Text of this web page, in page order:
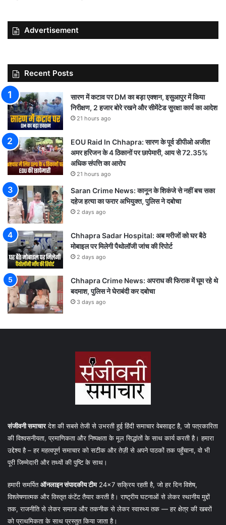
Advertisement
Recent Posts
सारण में कटाव पर DM का बड़ा एक्शन, इसुआपुर में किया
निरीक्षण, 2 हजार बोरे रखने और सीमेंटेड सुरक्षा कार्य का आदेश
21 hours ago
EOU Raid In Chhapra: सारण के पूर्व डीपीओ अजीत
अमर हरिजन के 4 ठिकानों पर छापेमारी, आय से 72.35%
अधिक संपत्ति का आरोप
21 hours ago
Saran Crime News: कानून के शिकंजे से नहीं बच सका
दहेज हत्या का फरार अभियुक्त, पुलिस ने दबोचा
2 days ago
Chhapra Sadar Hospital: अब मरीजों को घर बैठे
मोबाइल पर मिलेगी पैथोलॉजी जांच की रिपोर्ट
2 days ago
Chhapra Crime News: अपराध की फिराक में घूम रहे थे
बदमाश, पुलिस ने घेराबंदी कर दबोचा
3 days ago
संजीवनी समाचारदेश की सबसे तेजी से उभरती हुई हिंदी समाचार वेबसाइट है, जो पत्रकारिता
की विश्वसनीयता, प्रमाणिकता और निष्पक्षता के मूल सिद्धांतों के साथ कार्य करती है। हमारा
उद्देश्य है – हर महत्वपूर्ण समाचार को सटीक और तेज़ी से अपने पाठकों तक पहुँचाना, वो भी
पूरी जिम्मेदारी और तथ्यों की पुष्टि के साथ।
हमारी समर्पितऑनलाइन संपादकीय टीम24×7 सक्रिय रहती है, जो हर दिन विशेष,
विश्लेषणात्मक और विस्तृत कंटेंट तैयार करती है। राष्ट्रीय घटनाओं से लेकर स्थानीय मुद्दों
तक, राजनीति से लेकर समाज और तकनीक से लेकर स्वास्थ्य तक — हर क्षेत्र की खबरों
को प्राथमिकता के साथ प्रस्तुत किया जाता है।